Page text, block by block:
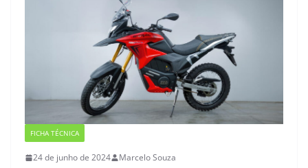
FICHA TÉCNICA
24 de junho de 2024 Marcelo Souza